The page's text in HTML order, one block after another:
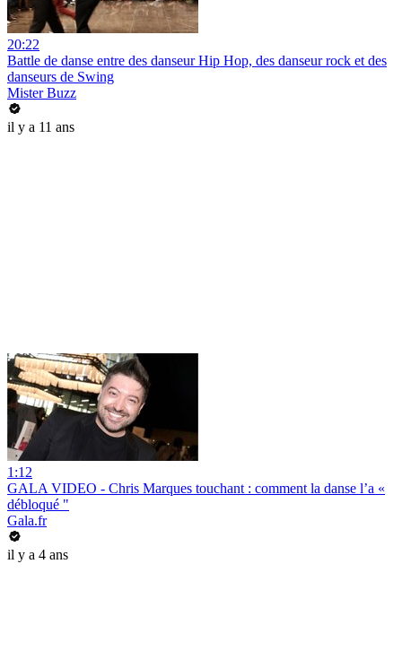
20:22
Battle de danse entre des danseur Hip Hop, des danseur rock et des
danseurs de Swing
Mister Buzz
il y a 11 ans
1:12
GALA VIDEO - Chris Marques touchant : comment la danse l’a «
débloqué "
Gala.fr
il y a 4 ans